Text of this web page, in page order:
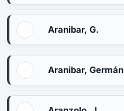
Aranibar, G.
Aranibar, Germán